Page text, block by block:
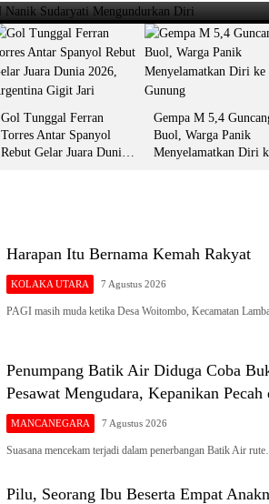
Gol Tunggal Ferran
Torres Antar Spanyol
Rebut Gelar Juara Dunia
Gempa M 5,4
Buol, Warga Panik
Menyelamatkan Diri
Harapan Itu Bernama Kemah Rakyat
KOLAKA UTARA 7 Agustus 2026
PAGI masih muda ketika Desa Woitombo, Kecamatan
Penumpang Batik Air Diduga Coba
Pesawat Mengudara, Kepanikan
MANCANEGARA 7 Agustus 2026
Suasana mencekam terjadi dalam penerbangan Batik Air
Pilu, Seorang Ibu Beserta Empat